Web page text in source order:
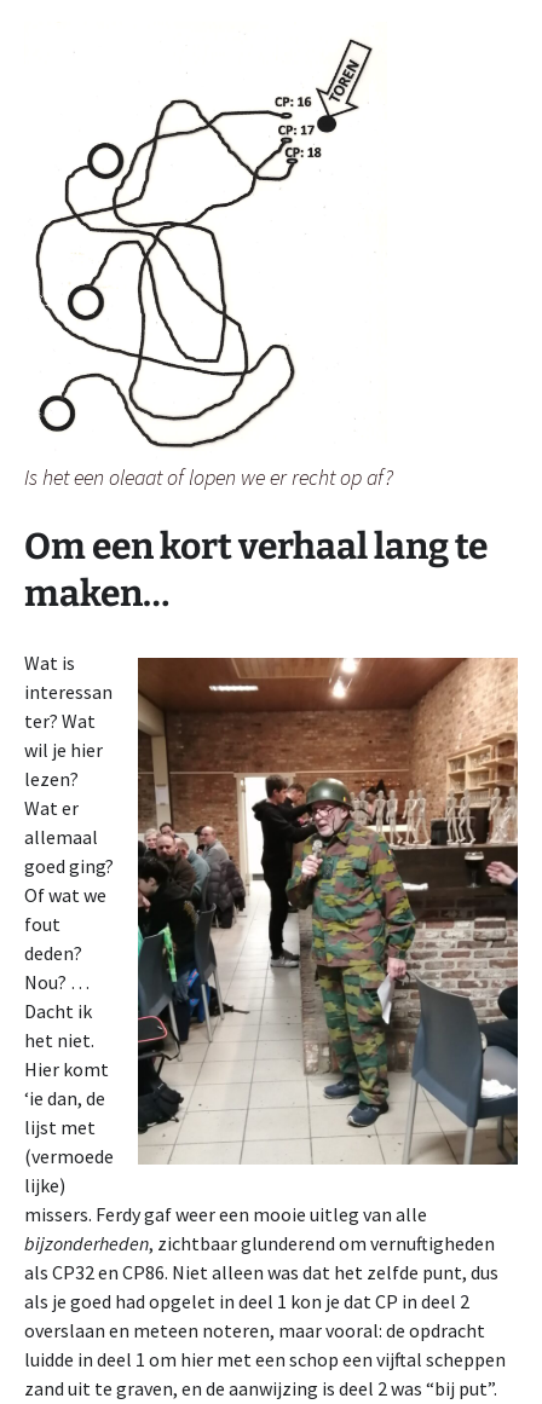
Is het een oleaat of lopen we er recht op af?
Om een kort verhaal lang te
maken…
Wat is
interessan
ter? Wat
wil je hier
lezen?
Wat er
allemaal
goed ging?
Of wat we
fout
deden?
Nou? …
Dacht ik
het niet.
Hier komt
‘ie dan, de
lijst met
(vermoede
lijke)
missers. Ferdy gaf weer een mooie uitleg van alle
bijzonderheden, zichtbaar glunderend om vernuftigheden
als CP32 en CP86. Niet alleen was dat het zelfde punt, dus
als je goed had opgelet in deel 1 kon je dat CP in deel 2
overslaan en meteen noteren, maar vooral: de opdracht
luidde in deel 1 om hier met een schop een vijftal scheppen
zand uit te graven, en de aanwijzing is deel 2 was “bij put”.